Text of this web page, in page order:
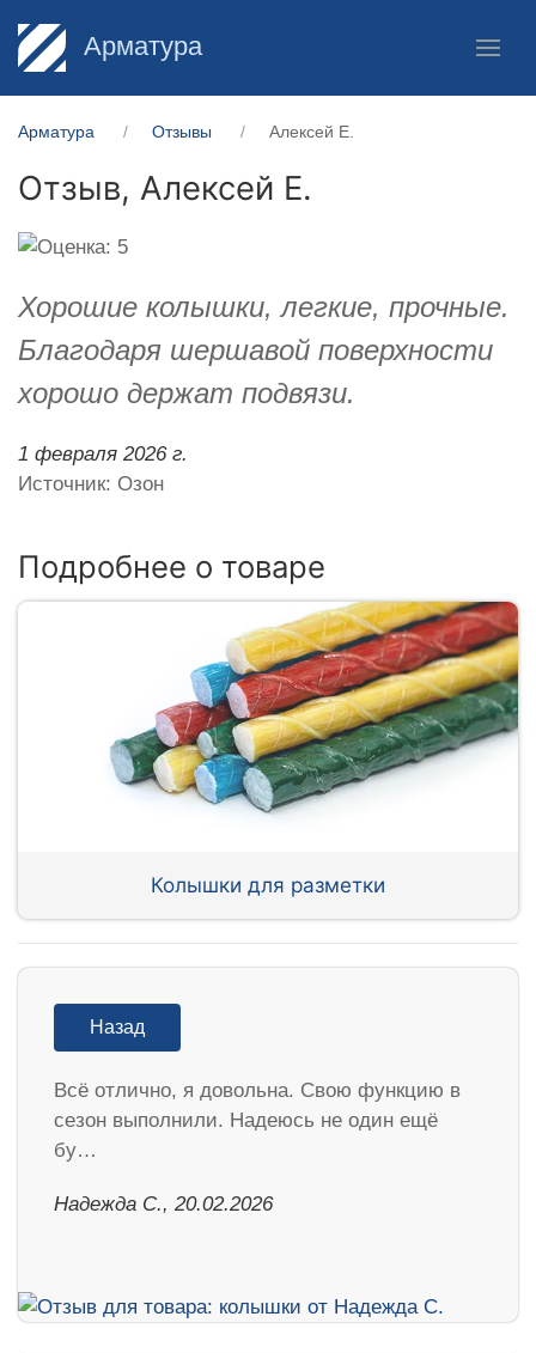
Арматура
Арматура Отзывы Алексей Е.
Отзыв, Алексей Е.
Хорошие колышки, легкие, прочные.
Благодаря шершавой поверхности
хорошо держат подвязи.
1 февраля 2026 г.
Источник: Озон
Подробнее о товаре
Колышки для разметки
Назад
Всё отлично, я довольна. Свою функцию в
сезон выполнили. Надеюсь не один ещё
бу…
Надежда С., 20.02.2026